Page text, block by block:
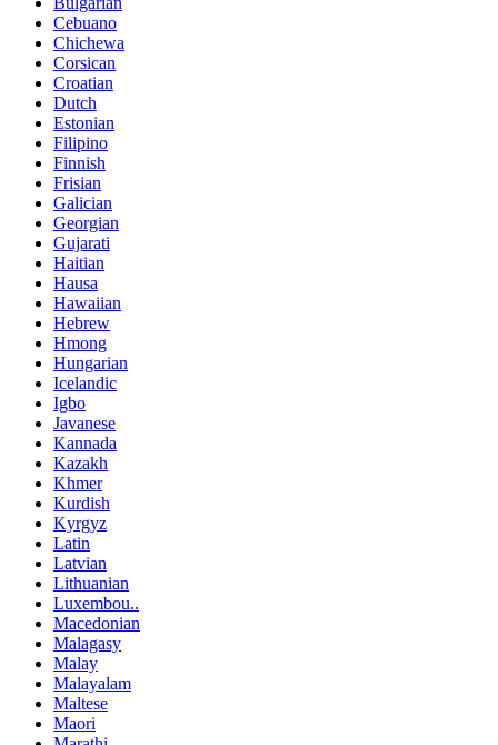
Cebuano
Chichewa
Corsican
Croatian
Dutch
Estonian
Filipino
Finnish
Frisian
Galician
Georgian
Gujarati
Haitian
Hausa
Hawaiian
Hebrew
Hmong
Hungarian
Icelandic
Igbo
Javanese
Kannada
Kazakh
Khmer
Kurdish
Kyrgyz
Latin
Latvian
Lithuanian
Luxembou..
Macedonian
Malagasy
Malay
Malayalam
Maltese
Maori